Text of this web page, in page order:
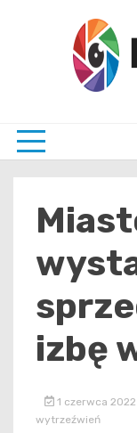
izbę
1 czerwca 2022
wytrzeźwień